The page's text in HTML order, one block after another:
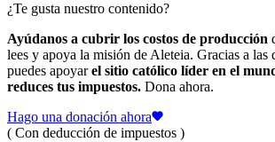
¿Te gusta nuestro contenido?
Ayúdanos a cubrir los costos de producción
lees y apoya la misión de Aleteia. Gracias a las
puedes apoyarel sitio católico líder en el
reduces tus impuestos. Dona ahora.
Hago una donación ahora
( Con deducción de impuestos )